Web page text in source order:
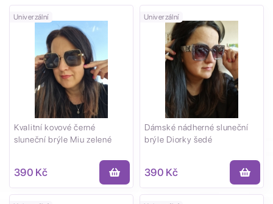
Univerzální
Kvalitní kovové černé
sluneční brýle Miu zelené
390 Kč
Univerzální
Dámské nádherné sluneční
brýle Diorky šedé
390 Kč